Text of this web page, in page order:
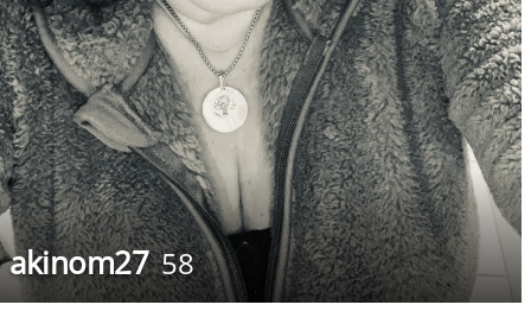
akinom27 58